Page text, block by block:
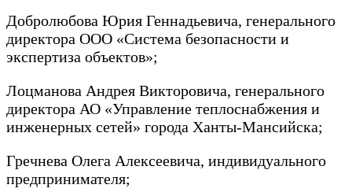
Добролюбова Юрия Геннадьевича, генерального
директора ООО «Система безопасности и
экспертиза объектов»;
Лоцманова Андрея Викторовича, генерального
директора АО «Управление теплоснабжения и
инженерных сетей» города Ханты-Мансийска;
Гречнева Олега Алексеевича, индивидуального
предпринимателя;